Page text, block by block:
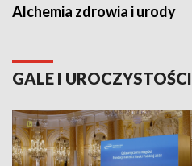
Alchemia zdrowia i urody
GALE I UROCZYSTOŚCI